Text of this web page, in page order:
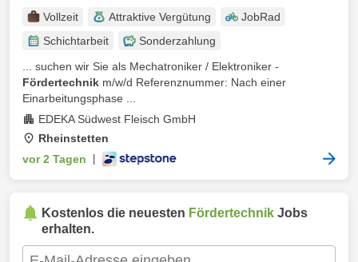
Vollzeit Attraktive Vergütung
JobRad
Schichtarbeit
Sonderzahlung
... suchen wir Sie als Mechatroniker / Elektroniker -
Fördertechnik m/w/d Referenznummer: Nach einer
Einarbeitungsphase ...
EDEKA Südwest Fleisch GmbH
Rheinstetten
vor 2 Tagen
Kostenlos die neuesten Fördertechnik Jobs
erhalten.